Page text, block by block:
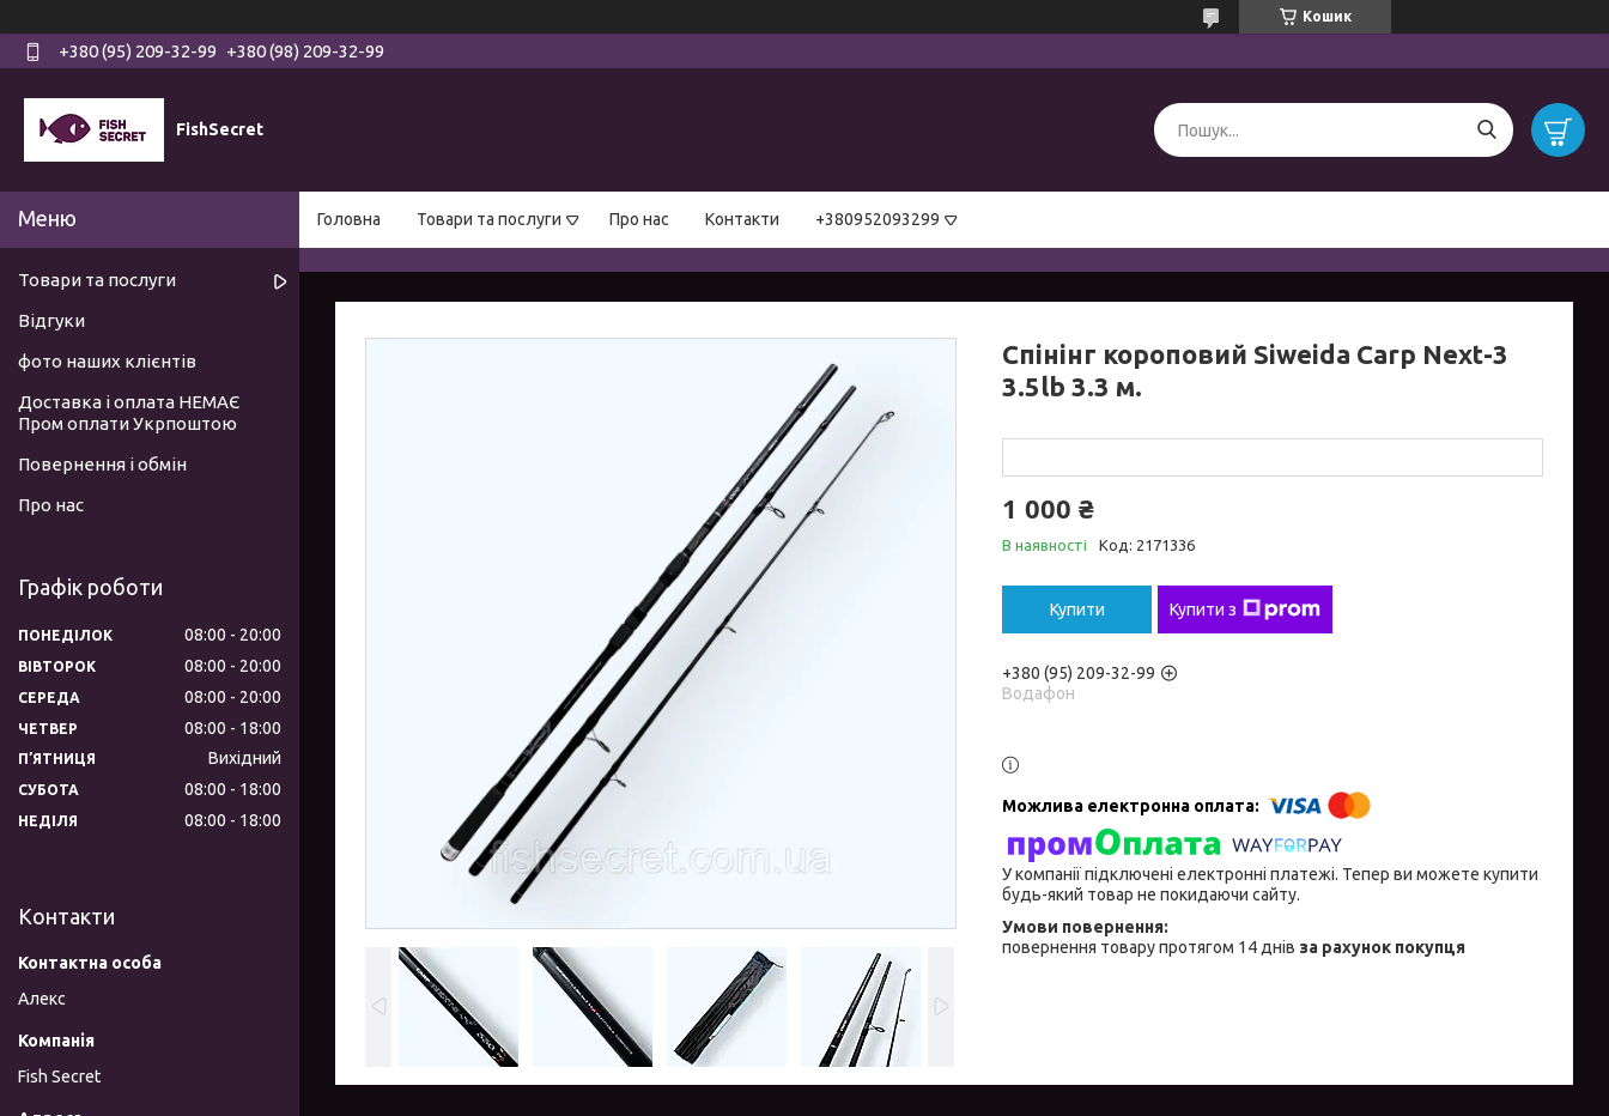
Кошик
+380 (95) 209-32-99 +380 (98) 209-32-99
FishSecret
Головна Товари та послуги Про нас Контакти +380952093299
Спінінг короповий Siweida Carp Next-3
3.5lb 3.3 м.
1 000 ₴
В наявності Код: 2171336
Купити Купити з
+380 (95) 209-32-99
Водафон
У компанії підключені електронні платежі. Тепер ви можете купити
будь-який товар не покидаючи сайту.
повернення товару протягом 14 днів за рахунок покупця
Товари та послуги
Відгуки
фото наших клієнтів
Доставка і оплата НЕМАЄ
Пром оплати Укрпоштою
Повернення і обмін
Про нас
Графік роботи
ПОНЕДІЛОК 08:00 20:00
ВІВТОРОК 08:00 20:00
СЕРЕДА 08:00 20:00
ЧЕТВЕР 08:00 18:00
ПʼЯТНИЦЯ Вихідний
СУБОТА 08:00 18:00
НЕДІЛЯ 08:00 18:00
Контакти
Алекс
Fish Secret